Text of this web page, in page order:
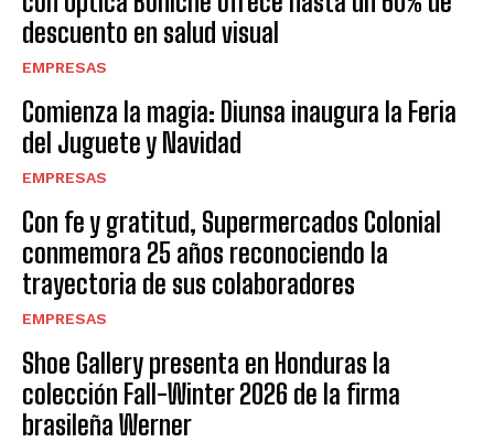
descuento en salud visual
EMPRESAS
Comienza la magia: Diunsa inaugura la Feria
del Juguete y Navidad
EMPRESAS
Con fe y gratitud, Supermercados Colonial
conmemora 25 años reconociendo la
trayectoria de sus colaboradores
EMPRESAS
Shoe Gallery presenta en Honduras la
colección Fall-Winter 2026 de la firma
brasileña Werner